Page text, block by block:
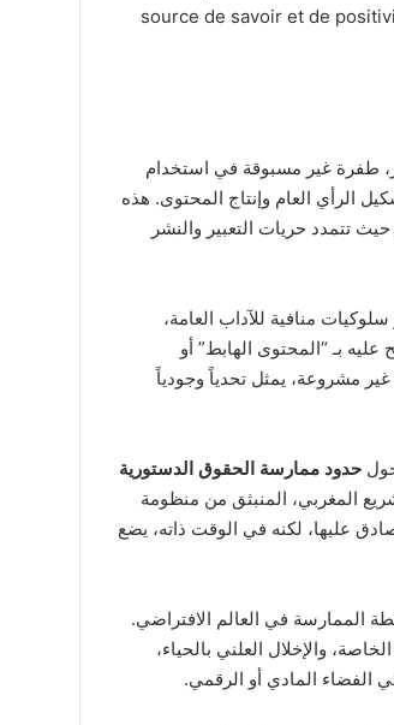
source de savoir et de
طفرة غير مسبوقة في استخدام
الرأي العام وإنتاج المحتوى. هذه
تتمدد حريات التعبير والنشر
منافية للآداب العامة،
بـ “المحتوى الهابط” أو
مشروعة، يمثل تحدياً وجودياً
حدود ممارسة الحقوق الدستورية
المغربي، المنبثق من منظومة
عليها، لكنه في الوقت ذاته، يضع
الممارسة في العالم الافتراضي.
والإخلال العلني بالحياء،
الفضاء المادي أو الرقمي.